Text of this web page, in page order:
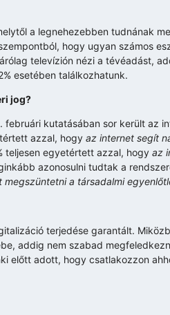
a legnehezebben tudnának
hogy ugyan számos
televízión nézi a tévéadást,
esetében találkozhatunk.
jog?
februári kutatásában sor került az
azzal, hogy az internet segít
teljesen egyetértett azzal, hogy az
azonosulni tudtak a
megszüntetni a társadalmi
terjedése garantált.
addig nem szabad
előtt adott, hogy csatlakozzon